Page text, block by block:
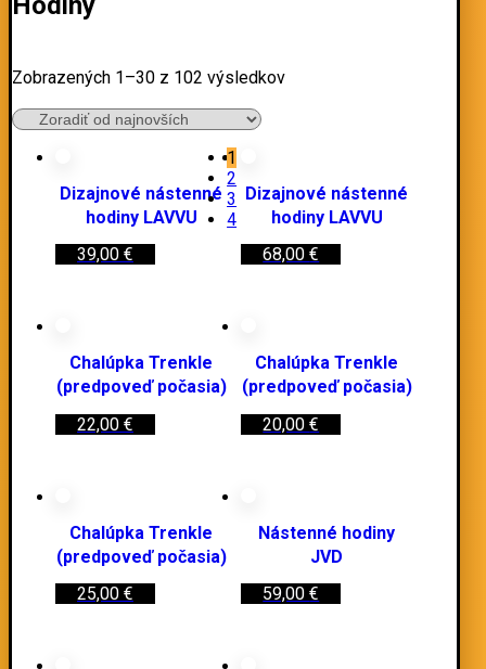
Zobrazených 1–30 z 102 výsledkov
Dizajnové nástenné
hodiny LAVVU
39,00 €
Dizajnové nástenné
hodiny LAVVU
68,00€
Chalúpka Trenkle
(predpoveď počasia)
22,00 €
Chalúpka Trenkle
(predpoveď počasia)
20,00€
Chalúpka Trenkle
(predpoveď počasia)
25,00 €
Nástenné hodiny
JVD
59,00€
1
2
3
4